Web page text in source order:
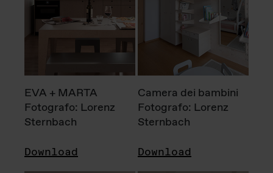
EVA + MARTA
Fotografo: Lorenz
Sternbach
Download
Camera dei bambini
Fotografo: Lorenz
Sternbach
Download